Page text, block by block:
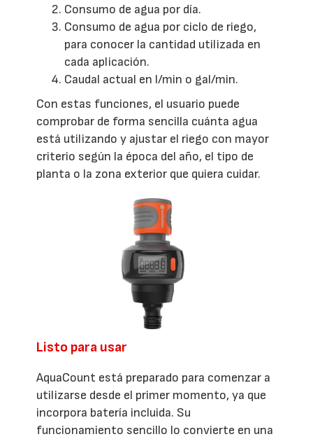
Consumo de agua por día.
Consumo de agua por ciclo de riego,
para conocer la cantidad utilizada en
cada aplicación.
Caudal actual en l/min o gal/min.
Con estas funciones, el usuario puede
comprobar de forma sencilla cuánta agua
está utilizando y ajustar el riego con mayor
criterio según la época del año, el tipo de
planta o la zona exterior que quiera cuidar.
Listo para usar
AquaCount está preparado para comenzar a
utilizarse desde el primer momento, ya que
incorpora batería incluida. Su
funcionamiento sencillo lo convierte en una